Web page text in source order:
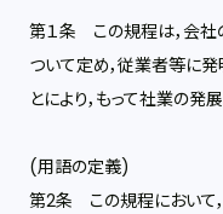
第１条 この規程は，会
ついて定め，従業者等に
とにより，もって社業の発
(用語の定義)
第2条 この規程において